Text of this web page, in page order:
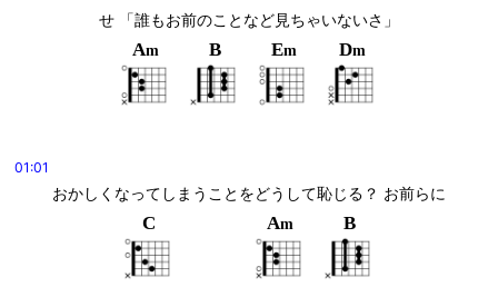
せ 「誰もお前のことなど見ちゃいないさ」
Am B Em Dm
01:01
おかしくなってしまうことをどうして恥じる？ お前らに
C Am B